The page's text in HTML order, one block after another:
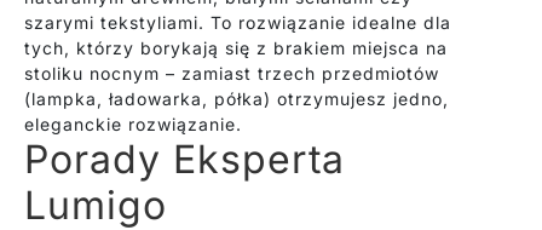
szarymi tekstyliami. To rozwiązanie idealne dla
tych, którzy borykają się z brakiem miejsca na
stoliku nocnym – zamiast trzech przedmiotów
(lampka, ładowarka, półka) otrzymujesz jedno,
eleganckie rozwiązanie.
Porady Eksperta
Lumigo